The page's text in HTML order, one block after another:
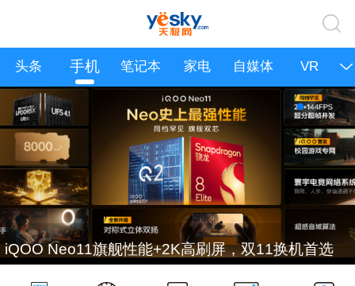
头条 手机 笔记本 家电 自媒体 VR
iQOO Neo11旗舰性能+2K高刷屏，双11换机首选